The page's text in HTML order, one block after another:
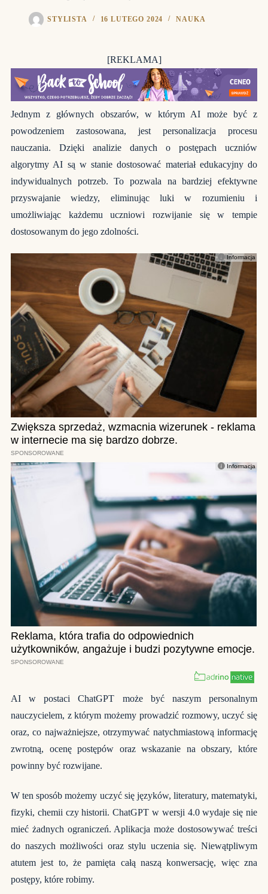
STYLISTA 16 LUTEGO 2024 NAUKA
[REKLAMA]
Jednym z głównych obszarów, w którym AI może być z
powodzeniem zastosowana, jest personalizacja procesu
nauczania. Dzięki analizie danych o postępach uczniów
algorytmy AI są w stanie dostosować materiał edukacyjny do
indywidualnych potrzeb. To pozwala na bardziej efektywne
przyswajanie wiedzy, eliminując luki w rozumieniu i
umożliwiając każdemu uczniowi rozwijanie się w tempie
dostosowanym do jego zdolności.
AI w postaci ChatGPT może być naszym personalnym
nauczycielem, z którym możemy prowadzić rozmowy, uczyć się
oraz, co najważniejsze, otrzymywać natychmiastową informację
zwrotną, ocenę postępów oraz wskazanie na obszary, które
powinny być rozwijane.
W ten sposób możemy uczyć się języków, literatury, matematyki,
fizyki, chemii czy historii. ChatGPT w wersji 4.0 wydaje się nie
mieć żadnych ograniczeń. Aplikacja może dostosowywać treści
do naszych możliwości oraz stylu uczenia się. Niewątpliwym
atutem jest to, że pamięta całą naszą konwersację, więc zna
postępy, które robimy.